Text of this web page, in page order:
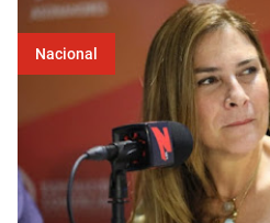
Nacional